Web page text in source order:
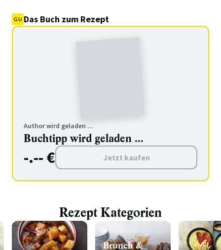
Das Buch zum Rezept
Author wird geladen ...
Buchtipp wird geladen ...
-.-- € Jetzt kaufen
Rezept Kategorien
Brunch &